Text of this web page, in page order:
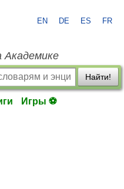
EN DE ES FR
Академике
Найти!
Игры ⚽